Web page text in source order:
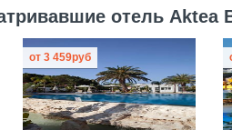
отель Aktea
от3 459руб